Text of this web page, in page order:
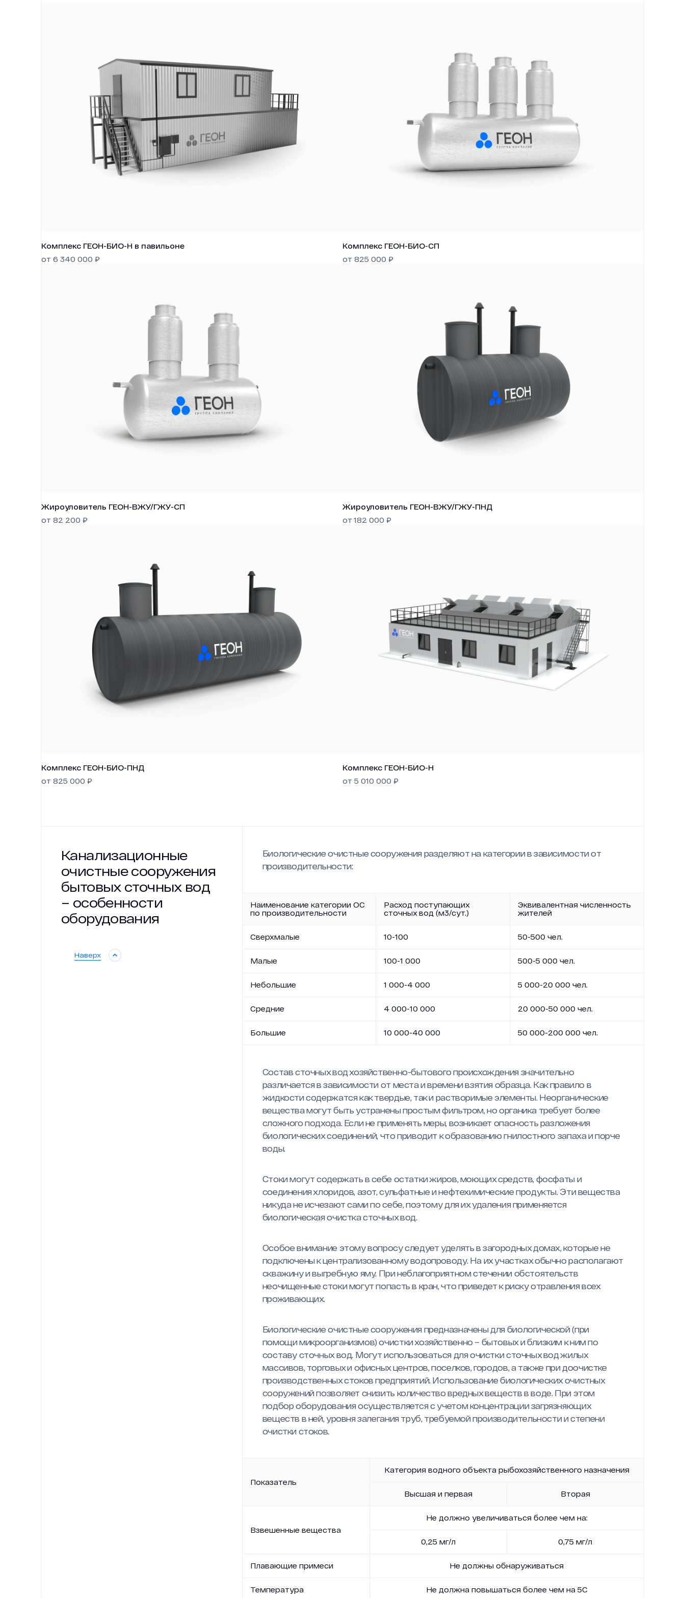
Политика конфиденциальности
Контакты
Комплекс ГЕОН-БИО-Н в павильоне
от 6 340 000 ₽
Комплекс ГЕОН-БИО-СП
от 825 000 ₽
Жироуловитель ГЕОН-ВЖУ/ГЖУ-СП
от 82 200 ₽
Жироуловитель ГЕОН-ВЖУ/ГЖУ-ПНД
от 182 000 ₽
Комплекс ГЕОН-БИО-ПНД
от 825 000 ₽
Комплекс ГЕОН-БИО-Н
от 5 010 000 ₽
Канализационные
очистные сооружения
бытовых сточных вод
– особенности
оборудования
Наверх
Биологические очистные сооружения разделяют на категории в зависимости от
производительности:
Наименование категории ОС
по производительности
Расход поступающих
сточных вод (м3/сут.)
Эквивалентная численность
жителей
Сверхмалые 10-100 50-500 чел.
Малые 100-1 000 500-5 000 чел.
Небольшие 1 000-4 000 5 000-20 000 чел.
Средние 4 000-10 000 20 000-50 000 чел.
Большие 10 000-40 000 50 000-200 000 чел.
Состав сточных вод хозяйственно-бытового происхождения значительно
различается в зависимости от места и времени взятия образца. Как правило в
жидкости содержатся как твердые, так и растворимые элементы. Неорганические
вещества могут быть устранены простым фильтром, но органика требует более
сложного подхода. Если не применять меры, возникает опасность разложения
биологических соединений, что приводит к образованию гнилостного запаха и порче
воды.
Стоки могут содержать в себе остатки жиров, моющих средств, фосфаты и
соединения хлоридов, азот, сульфатные и нефтехимические продукты. Эти вещества
никуда не исчезают сами по себе, поэтому для их удаления применяется
биологическая очистка сточных вод.
Особое внимание этому вопросу следует уделять в загородных домах, которые не
подключены к централизованному водопроводу. На их участках обычно располагают
скважину и выгребную яму. При неблагоприятном стечении обстоятельств
неочищенные стоки могут попасть в кран, что приведет к риску отравления всех
проживающих.
Биологические очистные сооружения предназначены для биологической (при
помощи микроорганизмов) очистки хозяйственно – бытовых и близким к ним по
составу сточных вод. Могут использоваться для очистки сточных вод жилых
массивов, торговых и офисных центров, поселков, городов, а также при доочистке
производственных стоков предприятий. Использование биологических очистных
сооружений позволяет снизить количество вредных веществ в воде. При этом
подбор оборудования осуществляется с учетом концентрации загрязняющих
веществ в ней, уровня залегания труб, требуемой производительности и степени
очистки стоков.
Показатель
Категория водного объекта рыбохозяйственного назначения
Высшая и первая Вторая
Взвешенные вещества
Не должно увеличиваться более чем на:
0,25 мг/л 0,75 мг/л
Плавающие примеси Не должны обнаруживаться
Температура Не должна повышаться более чем на 5С